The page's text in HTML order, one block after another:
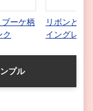
ーケ柄
ク
リボンとブ
イングレー
プル